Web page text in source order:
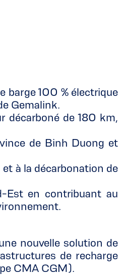
barge 100 % électrique
Gemalink.
décarboné de 180 km,
de Binh Duong et
à la décarbonation de
Est en contribuant au
nouvelle solution de
de recharge
CMA CGM).